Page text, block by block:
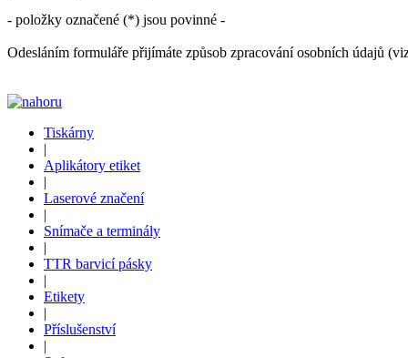
- položky označené (*) jsou povinné -
Odesláním formuláře přijímáte způsob zpracování osobních údajů
Tiskárny
|
Aplikátory etiket
|
Laserové značení
|
Snímače a terminály
|
TTR barvicí pásky
|
Etikety
|
Příslušenství
|